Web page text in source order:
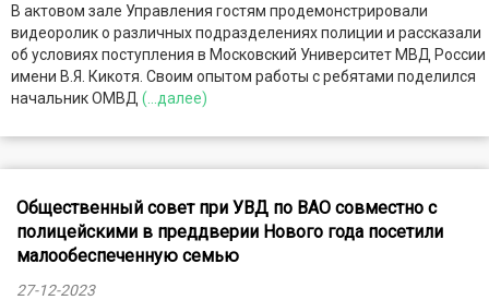
В актовом зале Управления гостям продемонстрировали
видеоролик о различных подразделениях полиции и рассказали
об условиях поступления в Московский Университет МВД России
имени В.Я. Кикотя. Своим опытом работы с ребятами поделился
начальник ОМВД (...далее)
Общественный совет при УВД по ВАО совместно с
полицейскими в преддверии Нового года посетили
малообеспеченную семью
27-12-2023